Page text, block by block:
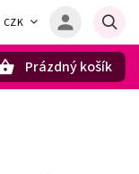
CZK
Prázdný košík